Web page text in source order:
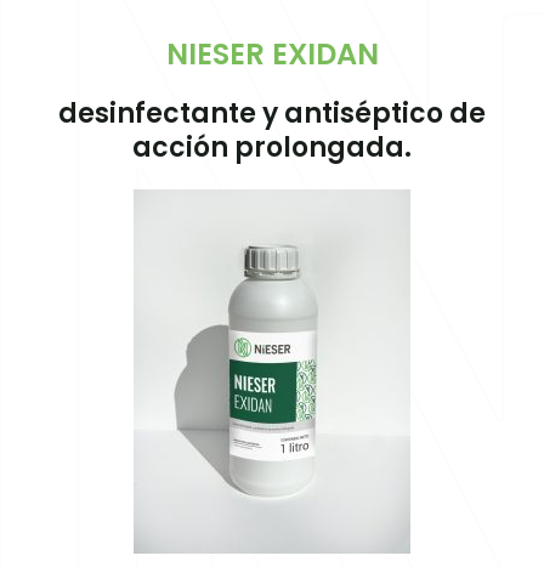
NIESER EXIDAN
desinfectante y antiséptico de
acción prolongada.